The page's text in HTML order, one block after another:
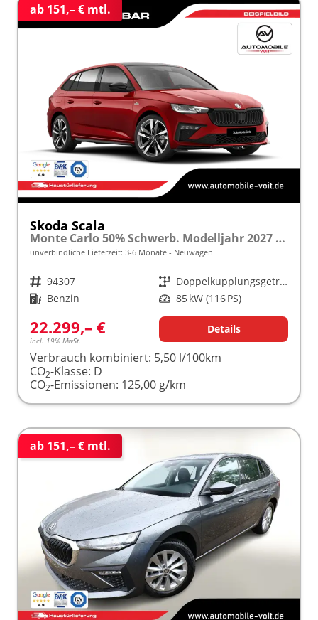
ab 151,– € mtl.
Skoda Scala
Monte Carlo 50% Schwerb. Modelljahr 2027 1.0 TSI 116 PS DSG Panoramadach 17"Alu "Sonderangebot bei Schwerbehinderung" frei konfigurierbar!
unverbindliche Lieferzeit: 3-6 Monate Neuwagen
Fahrzeugnr. 94307 Getriebe
Doppelkupplungsgetriebe (DSG)
Kraftstoff Benzin Leistung 85 kW (116 PS)
22.299,– €
incl. 19% MwSt.
Details
Verbrauch kombiniert: 5,50 l/100km
CO2-Klasse: D
CO2-Emissionen: 125,00 g/km
ab 151,– € mtl.